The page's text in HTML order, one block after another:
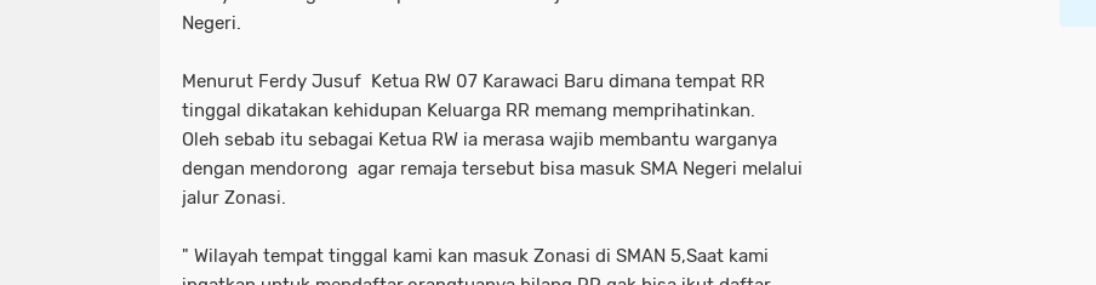
Negeri.
Menurut Ferdy Jusuf Ketua RW 07 Karawaci Baru dimana tempat RR
tinggal dikatakan kehidupan Keluarga RR memang memprihatinkan.
Oleh sebab itu sebagai Ketua RW ia merasa wajib membantu warganya
dengan mendorong agar remaja tersebut bisa masuk SMA Negeri melalui
jalur Zonasi.
" Wilayah tempat tinggal kami kan masuk Zonasi di SMAN 5,Saat kami